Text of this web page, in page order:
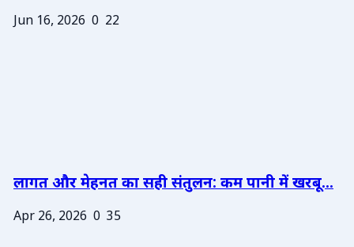
Jun 16, 2026 0 22
लागत और मेहनत का सही संतुलन: कम पानी में खरबू...
Apr 26, 2026 0 35